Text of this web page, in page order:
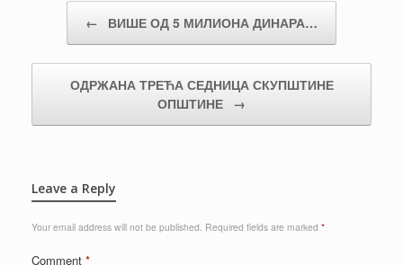
← ВИШЕ ОД 5 МИЛИОНА ДИНАРА…
ОДРЖАНА ТРЕЋА СЕДНИЦА СКУПШТИНЕ
ОПШТИНЕ →
Leave a Reply
Your email address will not be published. Required fields are marked *
Comment *